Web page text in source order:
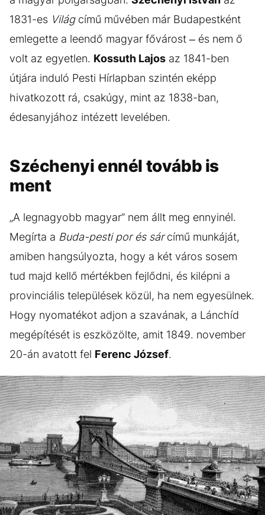
1831-es Világcímű művében már Budapestként
emlegette a leendő magyar fővárost – és nem ő
volt az egyetlen. Kossuth Lajos az 1841-ben
útjára induló Pesti Hírlapban szintén eképp
hivatkozott rá, csakúgy, mint az 1838-ban,
édesanyjához intézett levelében.
Széchenyi ennél tovább is
ment
„A legnagyobb magyar” nem állt meg ennyinél.
Megírta a Buda-pesti por és sárcímű munkáját,
amiben hangsúlyozta, hogy a két város sosem
tud majd kellő mértékben fejlődni, és kilépni a
provinciális települések közül, ha nem egyesülnek.
Hogy nyomatékot adjon a szavának, a Lánchíd
megépítését is eszközölte, amit 1849. november
20-án avatott fel Ferenc József.